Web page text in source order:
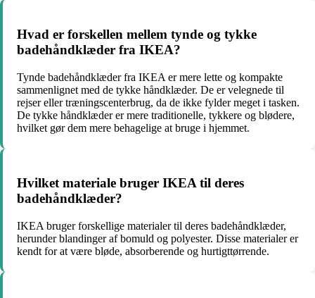
Hvad er forskellen mellem tynde og tykke
badehåndklæder fra IKEA?
Tynde badehåndklæder fra IKEA er mere lette og kompakte
sammenlignet med de tykke håndklæder. De er velegnede til
rejser eller træningscenterbrug, da de ikke fylder meget i tasken.
De tykke håndklæder er mere traditionelle, tykkere og blødere,
hvilket gør dem mere behagelige at bruge i hjemmet.
Hvilket materiale bruger IKEA til deres
badehåndklæder?
IKEA bruger forskellige materialer til deres badehåndklæder,
herunder blandinger af bomuld og polyester. Disse materialer er
kendt for at være bløde, absorberende og hurtigttørrende.